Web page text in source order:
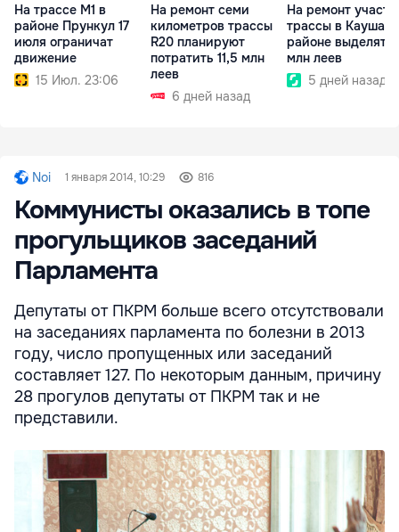
На трассе M1 в
районе Прункул 17
июля ограничат
движение
15 Июл. 23:06
На ремонт семи
километров трассы
R20 планируют
потратить 11,5 млн
леев
6 дней назад
На ремонт
трассы в
районе выделят
млн леев
5 дней назад
Noi 1 января 2014, 10:29 816
Коммунисты оказались в топе
прогульщиков заседаний
Парламента
Депутаты от ПКРМ больше всего отсутствовали
на заседаниях парламента по болезни в 2013
году, число пропущенных или заседаний
составляет 127. По некоторым данным, причину
28 прогулов депутаты от ПКРМ так и не
представили.